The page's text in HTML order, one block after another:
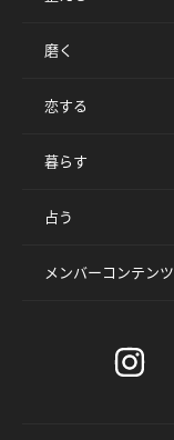
磨く
恋する
暮らす
占う
メンバーコンテンツ